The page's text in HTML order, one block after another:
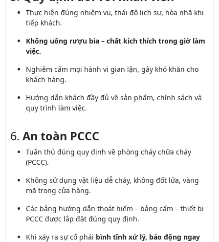
Thực hiện đúng nhiệm vụ, thái độ lịch sự, hòa nhã khi
tiếp khách.
Không uống rượu bia – chất kích thích trong giờ làm
việc.
Nghiêm cấm mọi hành vi gian lận, gây khó khăn cho
khách hàng.
Hướng dẫn khách đầy đủ về sản phẩm, chính sách và
quy trình làm việc.
6. An toàn PCCC
Tuân thủ đúng quy định về phòng cháy chữa cháy
(PCCC).
Không sử dụng vật liệu dễ cháy, không đốt lửa, vàng
mã trong cửa hàng.
Các bảng hướng dẫn thoát hiểm – bảng cấm – thiết bị
PCCC được lắp đặt đúng quy định.
Khi xảy ra sự cố phải bình tĩnh xử lý, báo động ngay